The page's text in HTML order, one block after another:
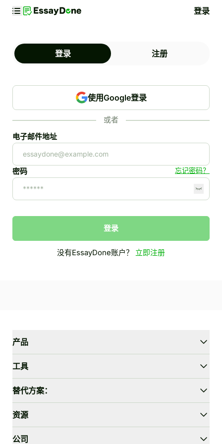
登录
登录 注册
使用Google登录
或者
电子邮件地址
密码 忘记密码？
登录
没有EssayDone账户？ 立即注册
产品
Humanizer
工具
AI翻译
绕过GPTZero
替代方案：
Undetectable.ai
资源
公司